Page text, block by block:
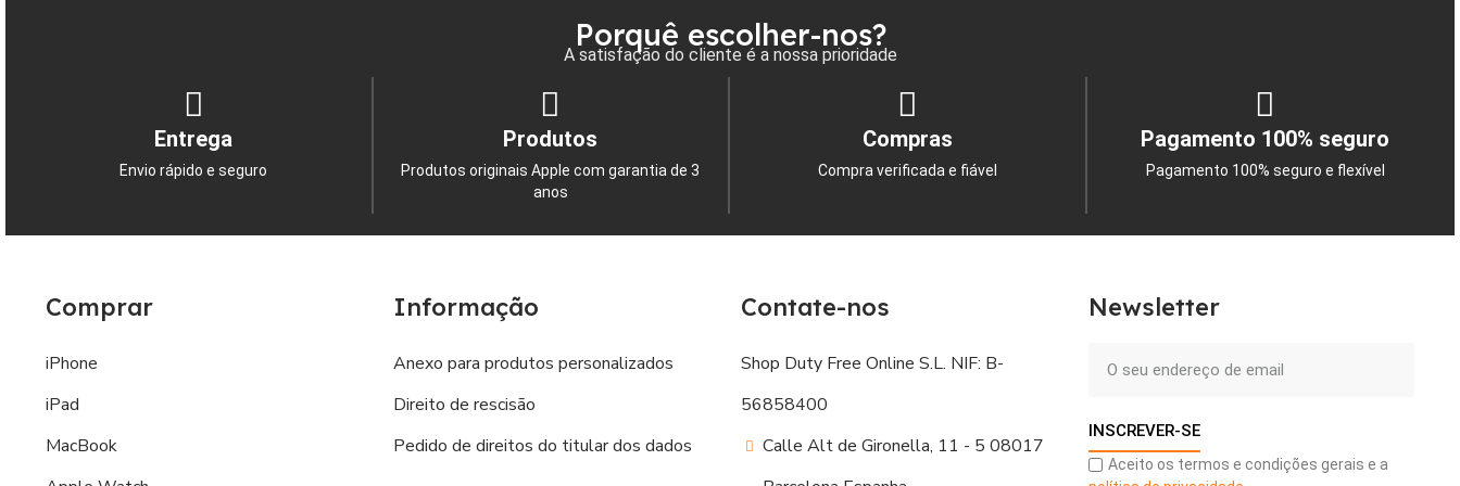
Porquê escolher-nos?
A satisfação do cliente é a nossa prioridade
Entrega
Envio rápido e seguro
Produtos
Produtos originais Apple com garantia de 3
anos
Compras
Compra verificada e fiável
Pagamento 100% seguro
Pagamento 100% seguro e flexível
Comprar
iPhone
iPad
MacBook
Informação
Anexo para produtos personalizados
Direito de rescisão
Pedido de direitos do titular dos dados
Contate-nos
Shop Duty Free Online S.L. NIF: B-
56858400
Calle Alt de Gironella, 11 - 5 08017
Newsletter
INSCREVER-SE
Aceito os termos e condições gerais e a